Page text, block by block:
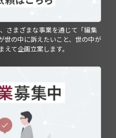
さまざまな事業を通じて「編集
世の中に訴えたいこと、世の中が
て企画立案します。